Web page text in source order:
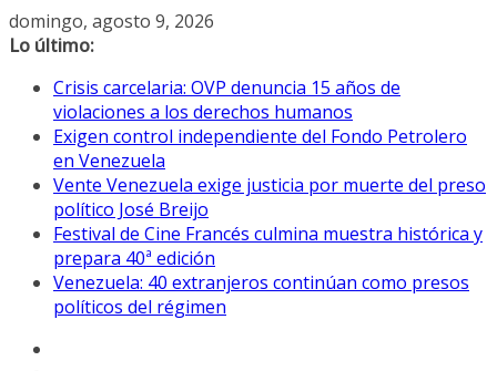
Saltar
al
domingo, agosto 9, 2026
Lo último:
Crisis carcelaria: OVP denuncia 15 años de
violaciones a los derechos humanos
Exigen control independiente del Fondo Petrolero
en Venezuela
Vente Venezuela exige justicia por muerte del preso
político José Breijo
Festival de Cine Francés culmina muestra histórica y
prepara 40ª edición
Venezuela: 40 extranjeros continúan como presos
políticos del régimen